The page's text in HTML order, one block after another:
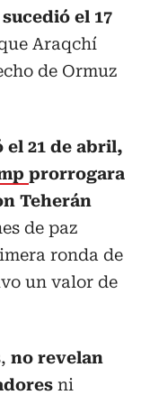
el 17
Araqchí
de Ormuz
el 21 de abril,
prorrogara
Teherán
de paz
ronda de
un valor de
no revelan
ni